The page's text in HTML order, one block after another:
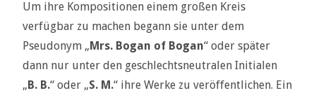
Um ihre Kompositionen einem großen Kreis
verfügbar zu machen begann sie unter dem
Pseudonym „ Mrs. Bogan of Bogan“ oder später
dann nur unter den geschlechtsneutralen Initialen
„ B. B.“ oder „S. M.“ ihre Werke zu veröffentlichen. Ein